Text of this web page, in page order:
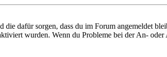
dafür sorgen, dass du im Forum angemeldet
wurden. Wenn du Probleme bei der An-